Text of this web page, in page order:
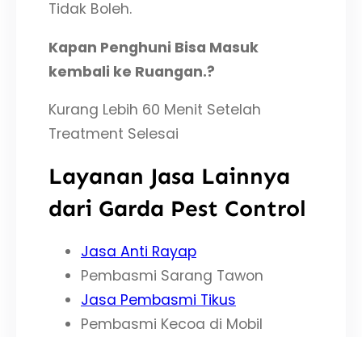
Tidak Boleh.
Kapan Penghuni Bisa Masuk
kembali ke Ruangan.?
Kurang Lebih 60 Menit Setelah
Treatment Selesai
Layanan Jasa Lainnya
dari Garda Pest Control
Jasa Anti Rayap
Pembasmi Sarang Tawon
Jasa Pembasmi Tikus
Pembasmi Kecoa di Mobil